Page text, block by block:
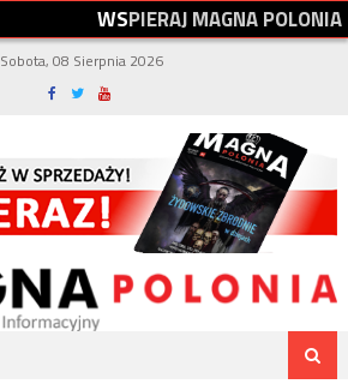
WSPIERAJMAGNAPOLONIA
Sobota, 08 Sierpnia 2026